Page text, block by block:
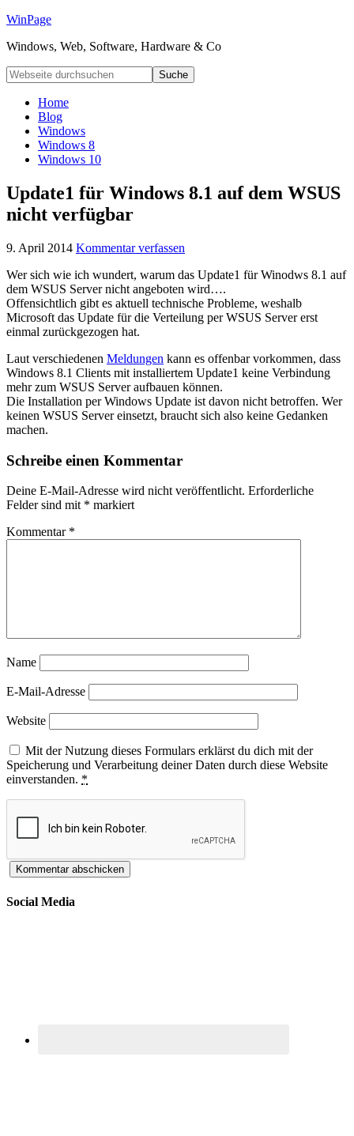
WinPage
Windows, Web, Software, Hardware & Co
Home
Blog
Windows
Windows 8
Windows 10
Update1 für Windows 8.1 auf dem WSUS
nicht verfügbar
9. April 2014 Kommentar verfassen
Wer sich wie ich wundert, warum das Update1 für Winodws 8.1 auf
dem WSUS Server nicht angeboten wird….
Offensichtlich gibt es aktuell technische Probleme, weshalb
Microsoft das Update für die Verteilung per WSUS Server erst
einmal zurückgezogen hat.
Laut verschiedenen Meldungen kann es offenbar vorkommen, dass
Windows 8.1 Clients mit installiertem Update1 keine Verbindung
mehr zum WSUS Server aufbauen können.
Die Installation per Windows Update ist davon nicht betroffen. Wer
keinen WSUS Server einsetzt, braucht sich also keine Gedanken
machen.
Schreibe einen Kommentar
Deine E-Mail-Adresse wird nicht veröffentlicht. Erforderliche
Felder sind mit * markiert
Kommentar *
Name
E-Mail-Adresse
Website
Mit der Nutzung dieses Formulars erklärst du dich mit der
Speicherung und Verarbeitung deiner Daten durch diese Website
einverstanden. *
Social Media